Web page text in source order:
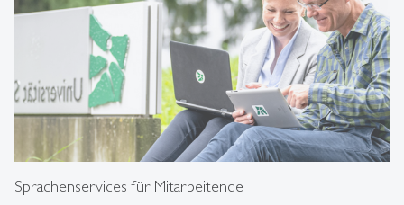
Sprachenservices für Mitarbeitende